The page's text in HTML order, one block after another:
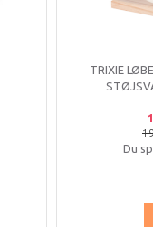
TRIXIE
Du